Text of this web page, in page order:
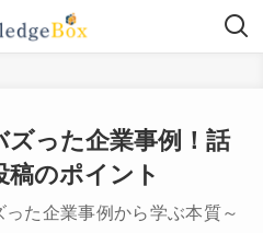
ズった企業事例！話
稿のポイント
た企業事例から学ぶ本質～